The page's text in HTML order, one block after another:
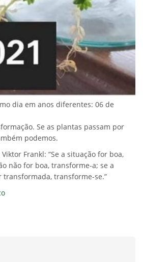
dia em anos diferentes: 06 de
Se as plantas passam por
podemos.
Frankl: “Se a situação for boa,
não for boa, transforme-a; se a
transforme-se.”